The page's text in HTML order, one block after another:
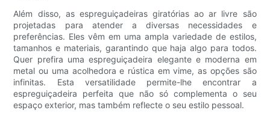
Além disso, as espreguiçadeiras giratórias ao ar livre são
projetadas para atender a diversas necessidades e
preferências. Eles vêm em uma ampla variedade de estilos,
tamanhos e materiais, garantindo que haja algo para todos.
Quer prefira uma espreguiçadeira elegante e moderna em
metal ou uma acolhedora e rústica em vime, as opções são
infinitas. Esta versatilidade permite-lhe encontrar a
espreguiçadeira perfeita que não só complementa o seu
espaço exterior, mas também reflecte o seu estilo pessoal.